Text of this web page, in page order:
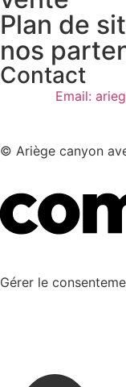
Plan de
nos
Contact
Email:
© Ariège canyon
Gérer le